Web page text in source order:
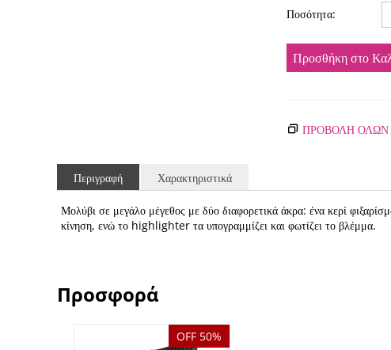
Ποσότητα:
Προσθήκη στο
ΠΡΟΒΟΛΗ ΟΛΩΝ
Περιγραφή Χαρακτηριστικά
Μολύβι σε μεγάλο μέγεθος με δύο διαφορετικά άκρα: ένα κερί
κίνηση, ενώ το highlighter τα υπογραμμίζει και φωτίζει το βλέμμα.
Προσφορά
OFF 50%